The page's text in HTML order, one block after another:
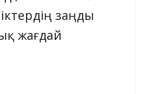
заңды
жағдай